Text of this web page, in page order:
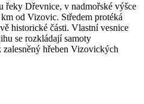
řeky Dřevnice, v nadmořské výšce
od Vizovic. Středem protéká
historické části. Vlastní vesnice
se rozkládají samoty
zalesněný hřeben Vizovických